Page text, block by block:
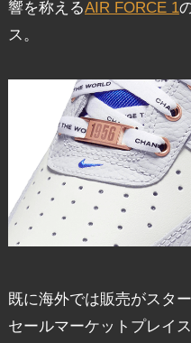
響を称えるAIR FORCE 1
ス。
既に海外では販売がスタ
セールマーケットプレイ